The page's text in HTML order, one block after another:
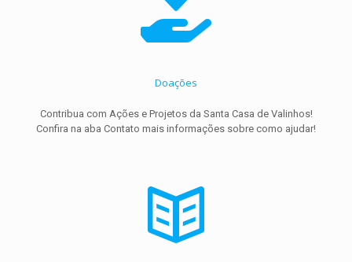
Doações
Contribua com Ações e Projetos da Santa Casa de Valinhos!
Confira na aba Contato mais informações sobre como ajudar!